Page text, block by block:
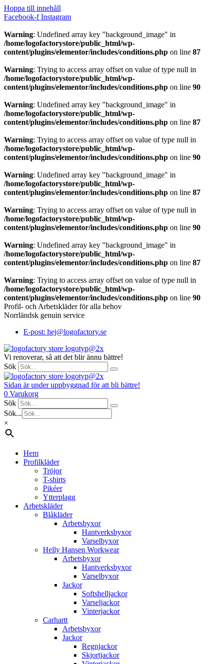
Hoppa till innehåll
Facebook-f Instagram
Warning: Undefined array key "background_image" in
/home/logofactorystore/public_html/wp-
content/plugins/elementor/includes/conditions.php on line 87
Warning: Trying to access array offset on value of type null in
/home/logofactorystore/public_html/wp-
content/plugins/elementor/includes/conditions.php on line 90
Warning: Undefined array key "background_image" in
/home/logofactorystore/public_html/wp-
content/plugins/elementor/includes/conditions.php on line 87
Warning: Trying to access array offset on value of type null in
/home/logofactorystore/public_html/wp-
content/plugins/elementor/includes/conditions.php on line 90
Warning: Undefined array key "background_image" in
/home/logofactorystore/public_html/wp-
content/plugins/elementor/includes/conditions.php on line 87
Warning: Trying to access array offset on value of type null in
/home/logofactorystore/public_html/wp-
content/plugins/elementor/includes/conditions.php on line 90
Warning: Undefined array key "background_image" in
/home/logofactorystore/public_html/wp-
content/plugins/elementor/includes/conditions.php on line 87
Warning: Trying to access array offset on value of type null in
/home/logofactorystore/public_html/wp-
content/plugins/elementor/includes/conditions.php on line 90
Profil- och Arbetskläder för alla behov
Norrländsk genuin service
E-post: hej@logofactory.se
Vi renoverar, så att det blir ännu bättre!
Sök
Sidan är under uppbyggnad för att bli bättre!
0 Varukorg
Sök
Sök...
×
Hem
Profilkläder
Tröjor
T-shirts
Pikéer
Ytterplagg
Arbetskläder
Blåkläder
Arbetsbyxor
Hantverksbyxor
Varselbyxor
Helly Hansen Workwear
Arbetsbyxor
Hantverksbyxor
Varselbyxor
Jackor
Softshelljackor
Varseljackor
Vinterjackor
Carhartt
Arbetsbyxor
Jackor
Regnjackor
Skjortjackor